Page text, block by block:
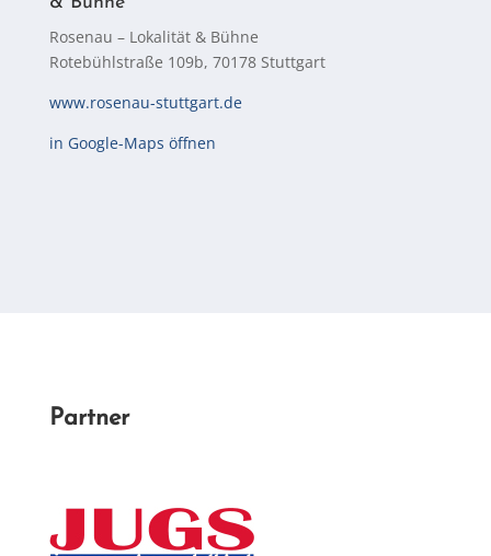
Ro­se­nau – Lo­ka­li­tät & Büh­ne
Rote­bühl­stra­ße 109b, 70178 Stuttgart
www.rosenau-stuttgart.de
in Goog­le-Maps öffnen
Part­ner